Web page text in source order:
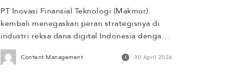
Dorong Literasi Investasi
PT Inovasi Finansial Teknologi (Makmur)
kembali menegaskan peran strategisnya di
industri reksa dana digital Indonesia dengan
turut berpartisipasi dalam peresmian
Program Investasi Terencana dan Berkala
Content Management 30 April 2026